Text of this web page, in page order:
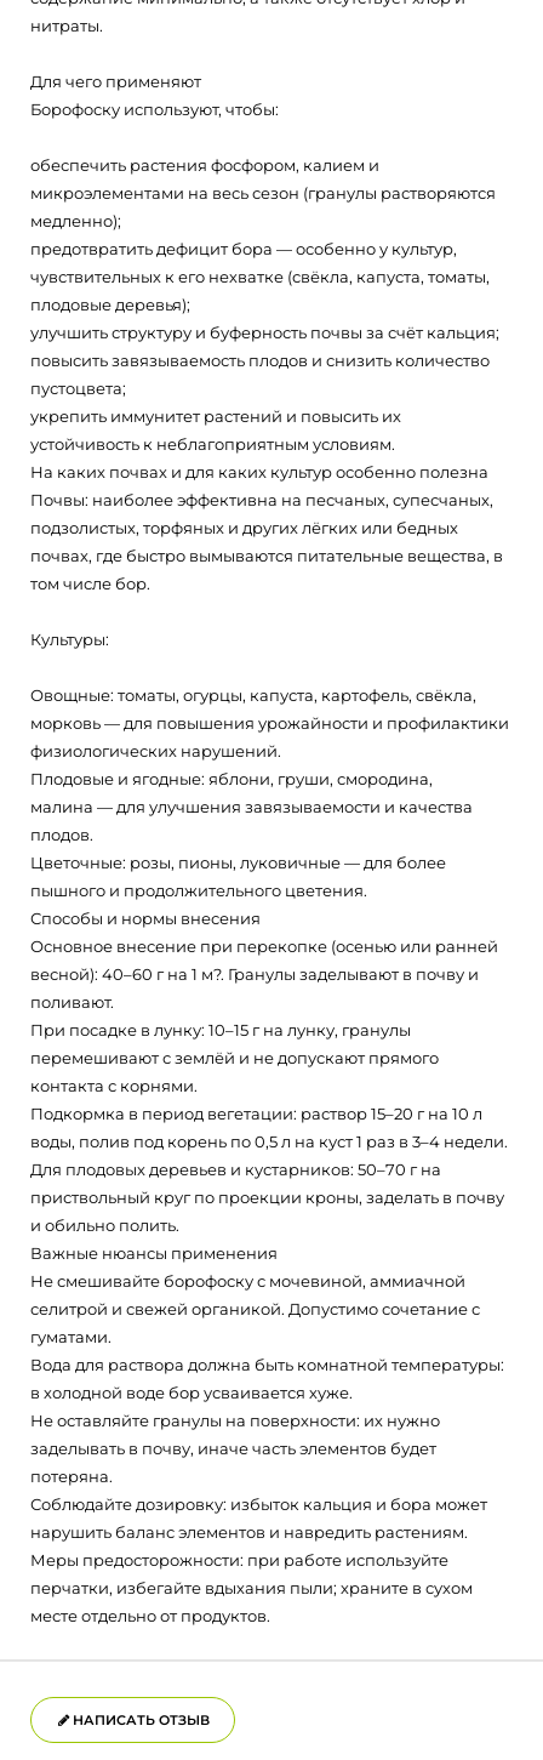
нитраты.
Для чего применяют
Борофоску используют, чтобы:
обеспечить растения фосфором, калием и
микроэлементами на весь сезон (гранулы растворяются
медленно);
предотвратить дефицит бора — особенно у культур,
чувствительных к его нехватке (свёкла, капуста, томаты,
плодовые деревья);
улучшить структуру и буферность почвы за счёт кальция;
повысить завязываемость плодов и снизить количество
пустоцвета;
укрепить иммунитет растений и повысить их
устойчивость к неблагоприятным условиям.
На каких почвах и для каких культур особенно полезна
Почвы: наиболее эффективна на песчаных, супесчаных,
подзолистых, торфяных и других лёгких или бедных
почвах, где быстро вымываются питательные вещества, в
том числе бор.
Культуры:
Овощные: томаты, огурцы, капуста, картофель, свёкла,
морковь — для повышения урожайности и профилактики
физиологических нарушений.
Плодовые и ягодные: яблони, груши, смородина,
малина — для улучшения завязываемости и качества
плодов.
Цветочные: розы, пионы, луковичные — для более
пышного и продолжительного цветения.
Способы и нормы внесения
Основное внесение при перекопке (осенью или ранней
весной): 40–60 г на 1 м?. Гранулы заделывают в почву и
поливают.
При посадке в лунку: 10–15 г на лунку, гранулы
перемешивают с землёй и не допускают прямого
контакта с корнями.
Подкормка в период вегетации: раствор 15–20 г на 10 л
воды, полив под корень по 0,5 л на куст 1 раз в 3–4 недели.
Для плодовых деревьев и кустарников: 50–70 г на
приствольный круг по проекции кроны, заделать в почву
и обильно полить.
Важные нюансы применения
Не смешивайте борофоску с мочевиной, аммиачной
селитрой и свежей органикой. Допустимо сочетание с
гуматами.
Вода для раствора должна быть комнатной температуры:
в холодной воде бор усваивается хуже.
Не оставляйте гранулы на поверхности: их нужно
заделывать в почву, иначе часть элементов будет
потеряна.
Соблюдайте дозировку: избыток кальция и бора может
нарушить баланс элементов и навредить растениям.
Меры предосторожности: при работе используйте
перчатки, избегайте вдыхания пыли; храните в сухом
месте отдельно от продуктов.
НАПИСАТЬ ОТЗЫВ